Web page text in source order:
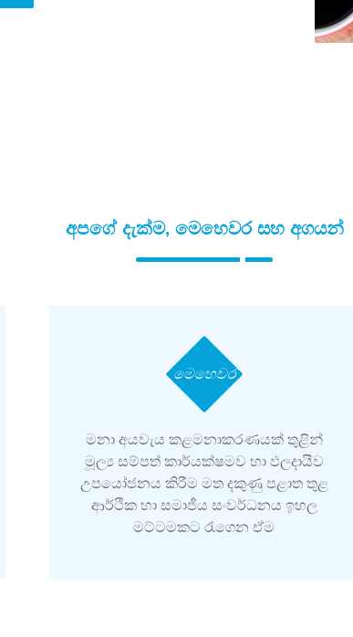
අපගේ දැක්ම, මෙහෙවර සහ අගයන්
මෙහෙවර
මනා අයවැය කළමනාකරණයක් තුළින්
මූල්‍ය සම්පත් කාර්යක්ෂමව හා ඵලදායීව
උපයෝජනය කිරීම මත දකුණු පළාත තුළ
ආර්ථික හා සමාජීය සංවර්ධනය ඉහල
මට්ටමකට රැගෙන ඒම